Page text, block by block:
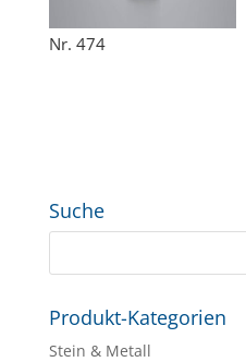
Nr. 474
Suche
Produkt-Kategorien
Stein & Metall